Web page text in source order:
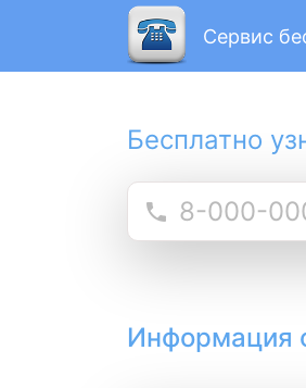
Сервис
Бесплатно
Информация